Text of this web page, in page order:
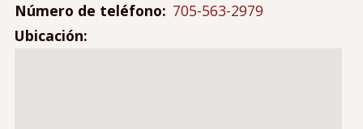
Número de teléfono
705-563-2979
Ubicación